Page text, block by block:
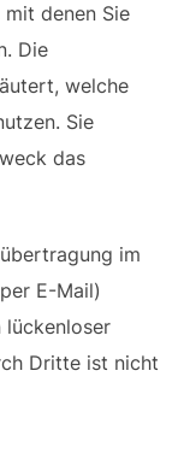
denen Sie
Die
welche
Sie
das
im
E-Mail)
lückenloser
Dritte ist nicht